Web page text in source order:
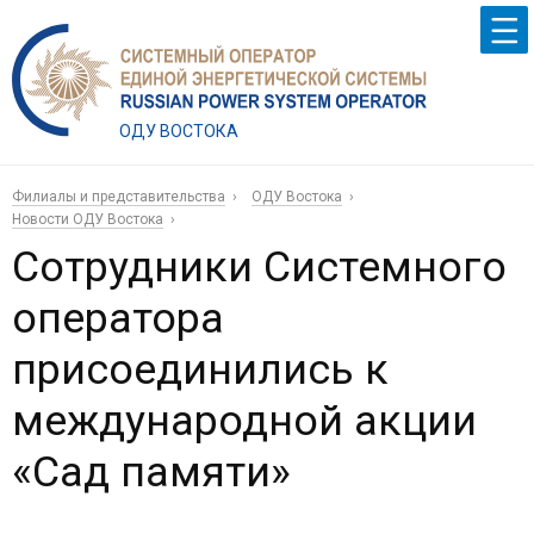
ОДУ ВОСТОКА
Филиалы и представительства
ОДУ Востока
Новости ОДУ Востока
Сотрудники Системного
оператора
присоединились к
международной акции
«Сад памяти»